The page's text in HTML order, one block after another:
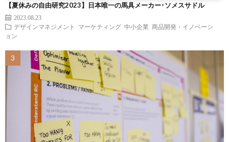
【夏休みの自由研究2023】日本唯一の馬具メーカー･ソメスサドル
2023.08.23
デザインマネジメント
マーケティング 中小企業 商品開発・イノベーシ
ョン